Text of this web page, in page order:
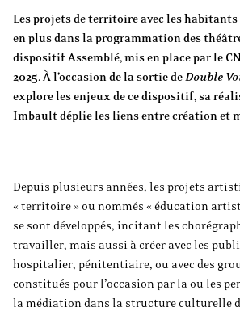
Les projets de territoire avec les habitants
en plus dans la programmation des
dispositif Assemblé, mis en place par le
2025. À l’occasion de la sortie deDouble
explore les enjeux de ce dispositif, sa
Imbault déplie les liens entre création et
Depuis plusieurs années, les projets
« territoire » ou nommés « éducation
se sont développés, incitant les
travailler, mais aussi à créer avec les
hospitalier, pénitentiaire, ou avec des
constitués pour l’occasion par la ou les
la médiation dans la structure culturelle